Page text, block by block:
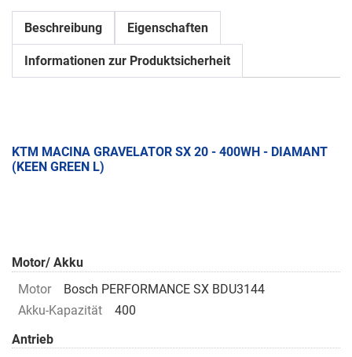
Beschreibung Eigenschaften
Informationen zur Produktsicherheit
KTM MACINA GRAVELATOR SX 20 - 400WH - DIAMANT
(KEEN GREEN L)
Motor/ Akku
Motor
Bosch PERFORMANCE SX BDU3144
Akku-Kapazität
400
Antrieb